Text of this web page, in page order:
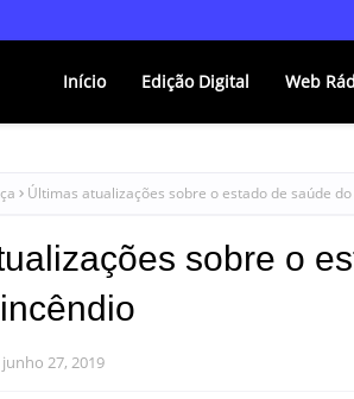
Início Edição Digital Web
Últimas atualizações sobre o estado de saúde
sobre o
junho 27, 2019